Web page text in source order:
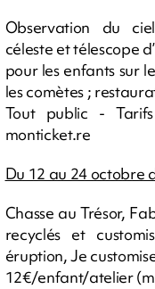
Observation du
céleste et télescope
pour les enfants sur
les comètes ;
Tout public -
monticket.re
Du 12 au 24 octobre
Chasse au Trésor,
recyclés et
éruption, Je
12€/enfant/atelier